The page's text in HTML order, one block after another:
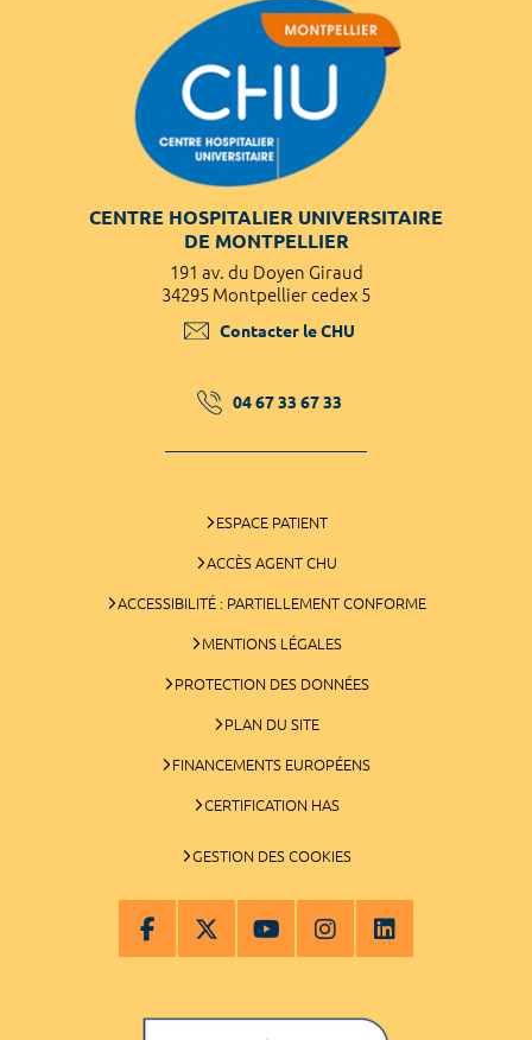
CENTRE HOSPITALIER UNIVERSITAIRE
DE MONTPELLIER
191 av. du Doyen Giraud
34295 Montpellier cedex 5
Contacter le CHU
04 67 33 67 33
ESPACE PATIENT
ACCÈS AGENT CHU
ACCESSIBILITÉ : PARTIELLEMENT CONFORME
MENTIONS LÉGALES
PROTECTION DES DONNÉES
PLAN DU SITE
FINANCEMENTS EUROPÉENS
CERTIFICATION HAS
GESTION DES COOKIES